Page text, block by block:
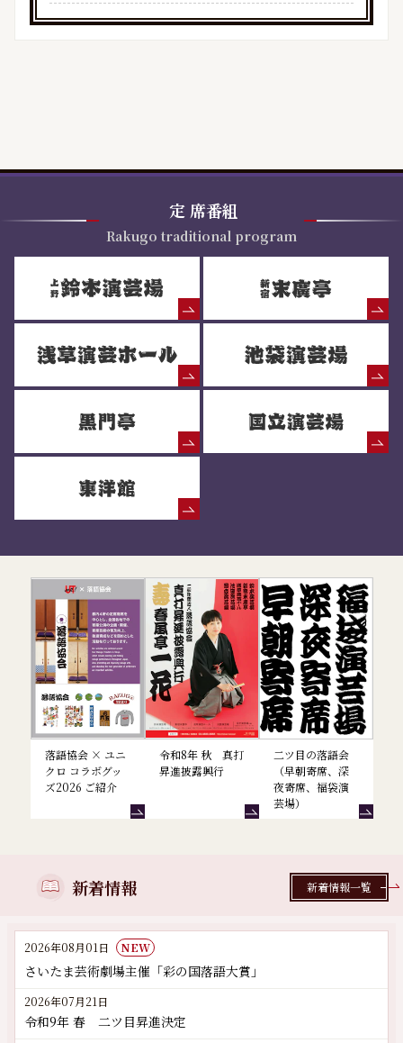
定 席番組
Rakugo traditional program
落語協会 × ユニ
クロ コラボグッ
ズ2026 ご紹介
令和8年 秋 真打
昇進披露興行
二ツ目の落語会
（早朝寄席、深
夜寄席、福袋演
芸場）
新着情報
2026年08月01日 NEW
さいたま芸術劇場主催「彩の国落語大賞」
2026年07月21日
令和9年 春 二ツ目昇進決定
新着情報一覧